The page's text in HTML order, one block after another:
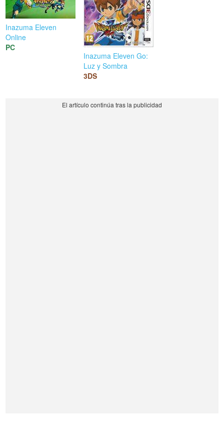
Inazuma Eleven
Online
PC
Inazuma Eleven Go:
Luz y Sombra
3DS